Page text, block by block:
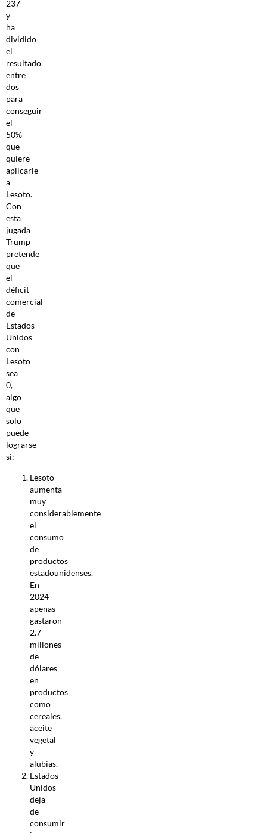
237
y
ha
dividido
el
resultado
entre
dos
para
conseguir
el
50%
que
quiere
aplicarle
a
Lesoto.
Con
esta
jugada
Trump
pretende
que
el
déficit
comercial
de
Estados
Unidos
con
Lesoto
sea
0,
algo
que
solo
puede
lograrse
si:
Lesoto
aumenta
muy
considerablemente
el
consumo
de
productos
estadounidenses.
En
2024
apenas
gastaron
2.7
millones
de
dólares
en
productos
como
cereales,
aceite
vegetal
y
alubias.
Estados
Unidos
deja
de
consumir